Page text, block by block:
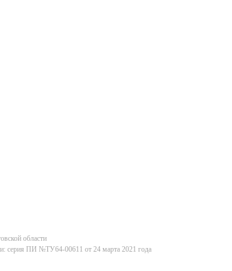
области
серия ПИ №ТУ64-00611 от 24 марта 2021 года